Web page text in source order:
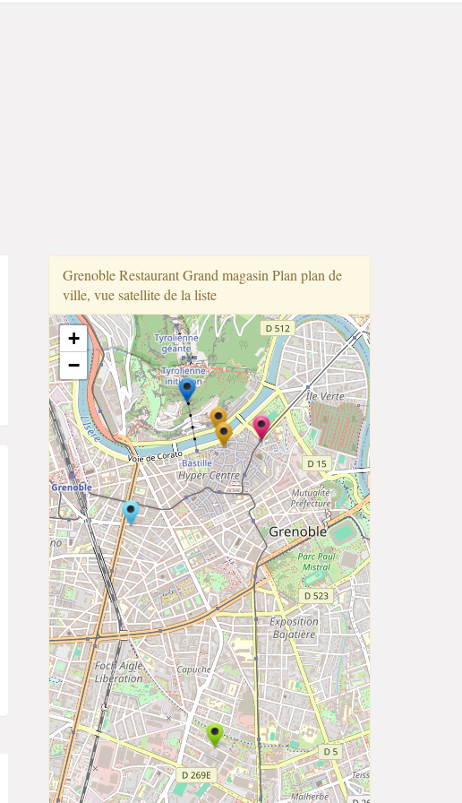
Grenoble Restaurant Grand magasin Plan plan de
ville, vue satellite de la liste
+
−